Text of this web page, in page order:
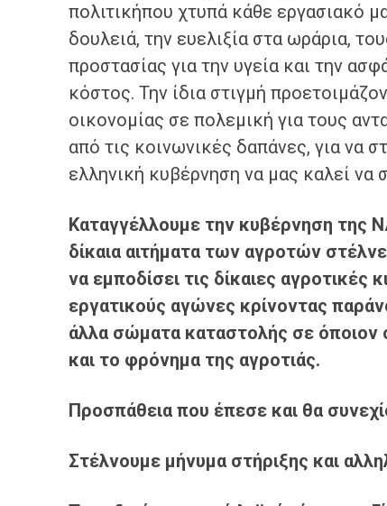
πολιτικήπου χτυπά κάθε εργασιακό
δουλειά, την ευελιξία στα ωράρια,
προστασίας για την υγεία και την
κόστος. Την ίδια στιγμή
οικονομίας σε πολεμική για τους
από τις κοινωνικές δαπάνες, για να
ελληνική κυβέρνηση να μας καλεί να
Καταγγέλλουμε την κυβέρνηση της
δίκαια αιτήματα των αγροτών
να εμποδίσει τις δίκαιες αγροτικές
εργατικούς αγώνες κρίνοντας
άλλα σώματα καταστολής σε όποιον
και το φρόνημα της αγροτιάς.
Προσπάθεια που έπεσε και θα
Στέλνουμε μήνυμα στήριξης και